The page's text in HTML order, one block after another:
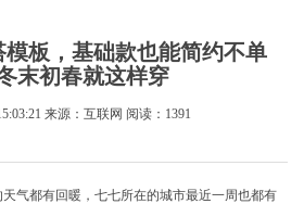
模板，基础款也能简约不单
末初春就这样穿
来源：互联网 阅读：1391
天气都有回暖，七七所在的城市最近一周也都有